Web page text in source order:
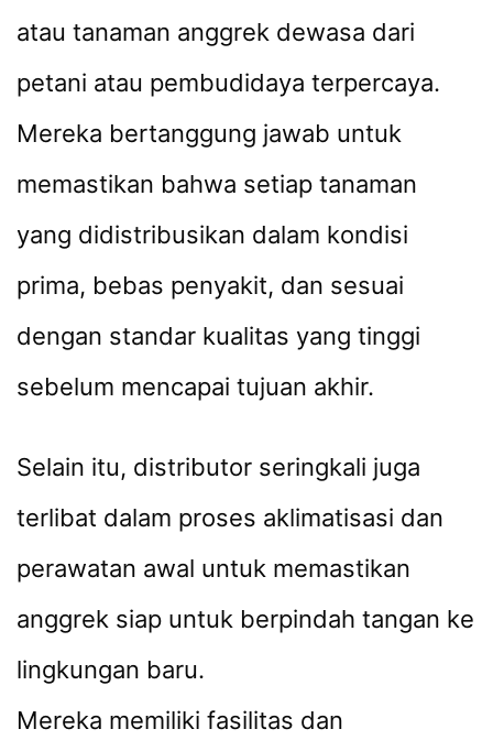
atau tanaman anggrek dewasa dari
petani atau pembudidaya terpercaya.
Mereka bertanggung jawab untuk
memastikan bahwa setiap tanaman
yang didistribusikan dalam kondisi
prima, bebas penyakit, dan sesuai
dengan standar kualitas yang tinggi
sebelum mencapai tujuan akhir.
Selain itu, distributor seringkali juga
terlibat dalam proses aklimatisasi dan
perawatan awal untuk memastikan
anggrek siap untuk berpindah tangan ke
lingkungan baru.
Mereka memiliki fasilitas dan